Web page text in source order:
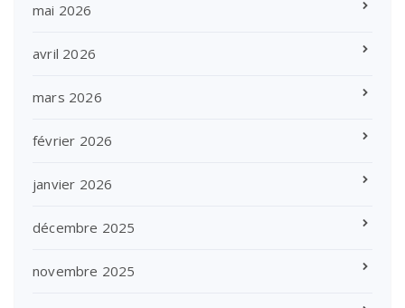
mai 2026
avril 2026
mars 2026
février 2026
janvier 2026
décembre 2025
novembre 2025